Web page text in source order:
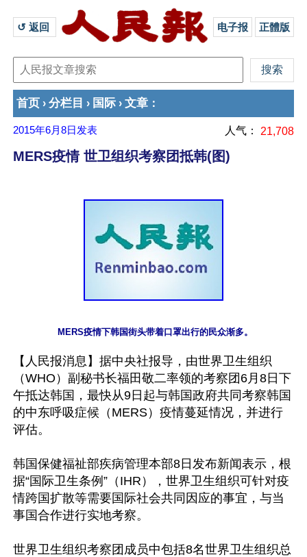
↺ 返回 电子报 正體版
首页 › 分栏目 › 国际 › 文章 ：
2015年6月8日 发表 人气： 21,708
MERS疫情 世卫组织考察团抵韩(图)
【人民报消息】据中央社报导，由世界卫生组织
（WHO）副秘书长福田敬二率领的考察团6月8日下
午抵达韩国，最快从9日起与韩国政府共同考察韩国
的中东呼吸症候（MERS）疫情蔓延情况，并进行
评估。
韩国保健福祉部疾病管理本部8日发布新闻表示，根
据“国际卫生条例”（IHR），世界卫生组织可针对疫
情跨国扩散等需要国际社会共同因应的事宜，与当
事国合作进行实地考察。
世界卫生组织考察团成员中包括8名世界卫生组织总